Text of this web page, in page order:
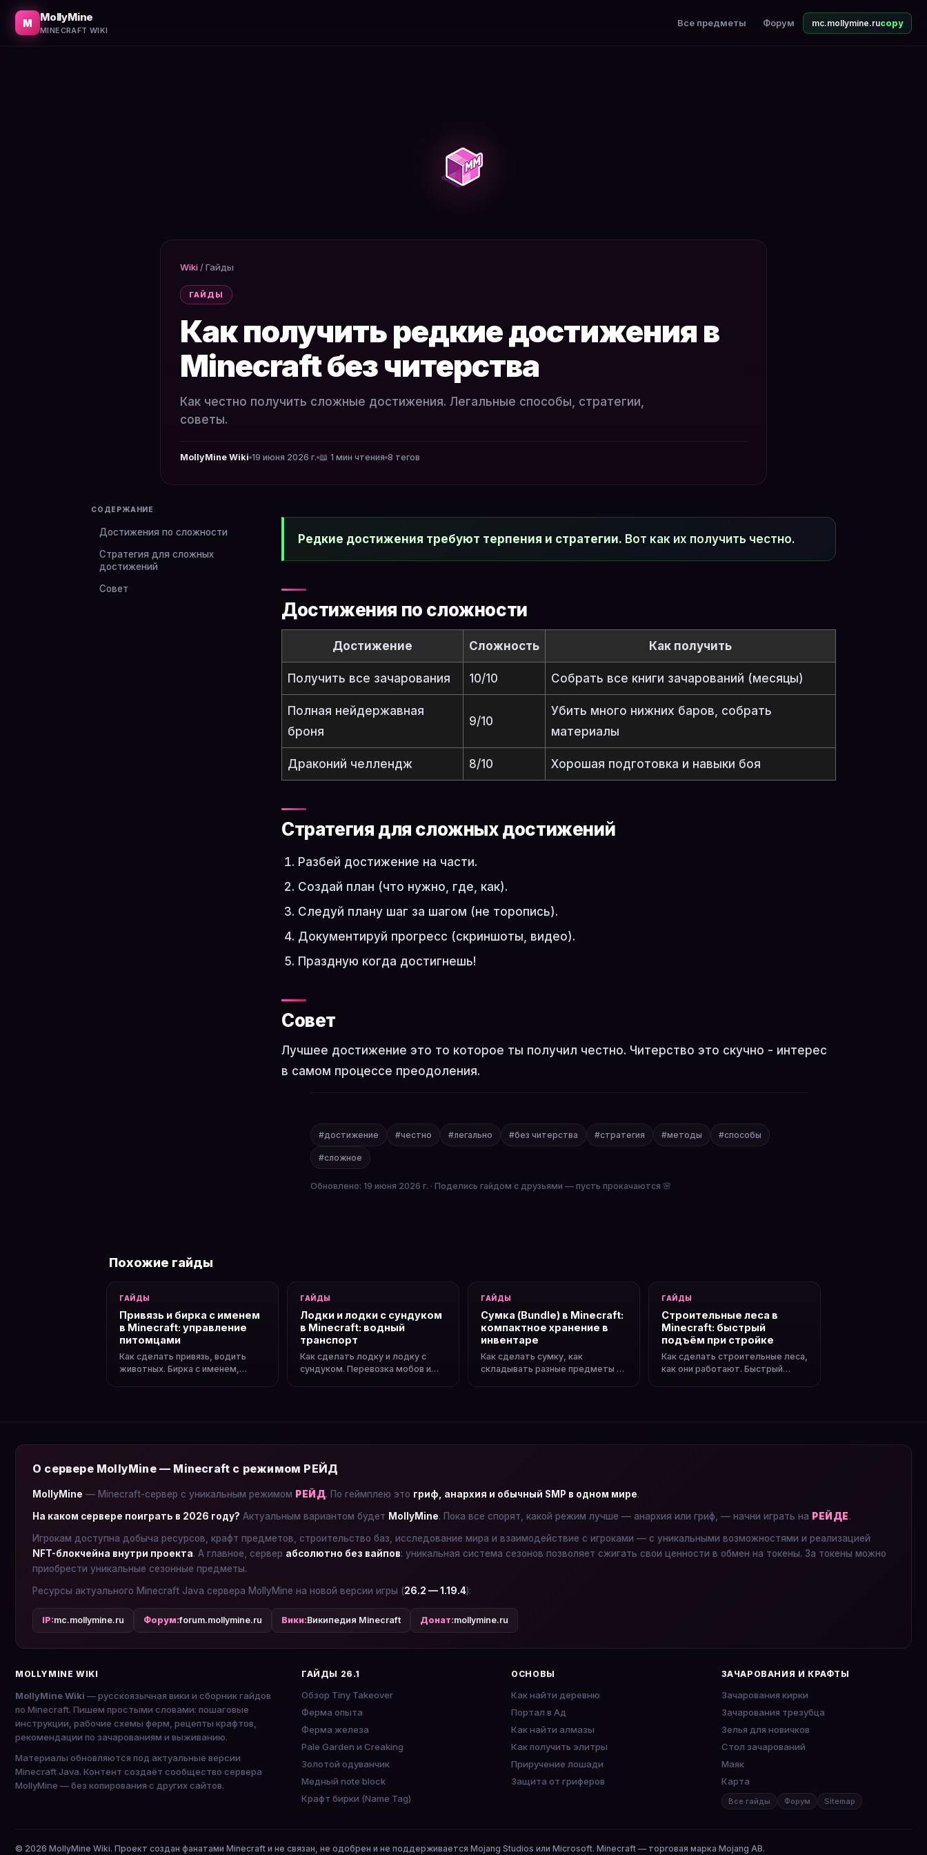
Как честно получить сложные достижения. Легальные способы, стратегии, советы.
M MollyMine
MINECRAFT WIKI
Все предметы Форум mc.mollymine.ru
Wiki /Гайды
ГАЙДЫ
Как получить редкие достижения в
Minecraft без читерства
Как честно получить сложные достижения. Легальные способы, стратегии,
советы.
MollyMine Wiki 19 июня 2026 г. 📖 1 мин чтения 8 тегов
СОДЕРЖАНИЕ
Достижения по сложности
Стратегия для сложных
достижений
Совет
Редкие достижения требуют терпения и стратегии. Вот как их получить честно.
Достижения по сложности
Достижение Сложность Как получить
Получить все зачарования 10/10 Собрать все книги зачарований (месяцы)
Полная нейдержавная
броня
9/10
Убить много нижних баров, собрать
материалы
Драконий челлендж 8/10 Хорошая подготовка и навыки боя
Стратегия для сложных достижений
Разбей достижение на части.
Создай план (что нужно, где, как).
Следуй плану шаг за шагом (не торопись).
Документируй прогресс (скриншоты, видео).
Праздную когда достигнешь!
Совет
Лучшее достижение это то которое ты получил честно. Читерство это скучно - интерес
в самом процессе преодоления.
#достижение #честно #легально #без читерства #стратегия #методы #способы
#сложное
Обновлено: 19 июня 2026 г. · Поделись гайдом с друзьями — пусть прокачаются 🌸
Похожие гайды
ГАЙДЫ
Привязь и бирка с именем
в Minecraft: управление
питомцами
Как сделать привязь, водить
животных. Бирка с именем,
ГАЙДЫ
Лодки и лодки с сундуком
в Minecraft: водный
транспорт
Как сделать лодку и лодку с
сундуком. Перевозка мобов и
ГАЙДЫ
Сумка (Bundle) в Minecraft:
компактное хранение в
инвентаре
Как сделать сумку, как
складывать разные предметы в
ГАЙДЫ
Строительные леса в
Minecraft: быстрый
подъём при стройке
Как сделать строительные леса,
как они работают. Быстрый
О сервере MollyMine — Minecraft с режимом РЕЙД
MollyMine — Minecraft-сервер с уникальным режимом РЕЙД. По геймплею это гриф, анархия и обычный SMP в одном мире.
На каком сервере поиграть в 2026 году? Актуальным вариантом будет MollyMine. Пока все спорят, какой режим лучше — анархия или гриф, — начни играть на РЕЙДЕ.
Игрокам доступна добыча ресурсов, крафт предметов, строительство баз, исследование мира и взаимодействие с игроками — с уникальными возможностями и реализацией
NFT-блокчейна внутри проекта. А главное, сервер абсолютно без вайпов: уникальная система сезонов позволяет сжигать свои ценности в обмен на токены. За токены можно
приобрести уникальные сезонные предметы.
Ресурсы актуального Minecraft Java сервера MollyMine на новой версии игры (26.2 — 1.19.4):
IP:mc.mollymine.ru Форум:forum.mollymine.ru Вики:Википедия Minecraft Донат:mollymine.ru
MOLLYMINE WIKI
MollyMine Wiki — русскоязычная вики и сборник гайдов
по Minecraft. Пишем простыми словами: пошаговые
инструкции, рабочие схемы ферм, рецепты крафтов,
рекомендации по зачарованиям и выживанию.
Материалы обновляются под актуальные версии
Minecraft Java. Контент создаёт сообщество сервера
MollyMine — без копирования с других сайтов.
ГАЙДЫ 26.1
Обзор Tiny Takeover
Ферма опыта
Ферма железа
Pale Garden и Creaking
Золотой одуванчик
Медный note block
Крафт бирки (Name Tag)
ОСНОВЫ
Как найти деревню
Портал в Ад
Как найти алмазы
Как получить элитры
Приручение лошади
Защита от гриферов
ЗАЧАРОВАНИЯ И КРАФТЫ
Зачарования кирки
Зачарования трезубца
Зелья для новичков
Стол зачарований
Маяк
Карта
Все гайды Форум Sitemap
© 2026 MollyMine Wiki. Проект создан фанатами Minecraft и не связан, не одобрен и не поддерживается Mojang Studios или Microsoft. Minecraft — торговая марка Mojang AB.